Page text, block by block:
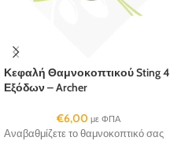
Κεφαλή Θαμνοκοπτικού Sting 4
Εξόδων – Archer
€6,00 με ΦΠΑ
Αναβαθμίζετε το θαμνοκοπτικό σας